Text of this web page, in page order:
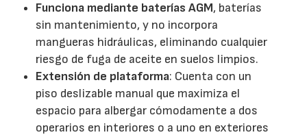
Funciona mediante baterías AGM, baterías
sin mantenimiento, y no incorpora
mangueras hidráulicas, eliminando cualquier
riesgo de fuga de aceite en suelos limpios.
Extensión de plataforma: Cuenta con un
piso deslizable manual que maximiza el
espacio para albergar cómodamente a dos
operarios en interiores o a uno en exteriores